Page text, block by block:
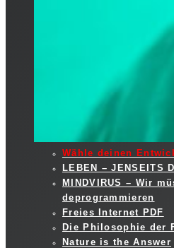
Wähle deinen
LEBEN – JENSEITS
MINDVIRUS – Wir
deprogrammieren
Freies Internet PDF
Die Philosophie der
Nature is the Answer